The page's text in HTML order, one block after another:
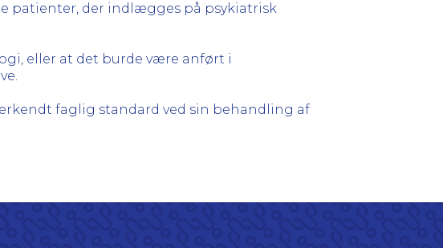
patienter, der indlægges på psykiatrisk
eller at det burde være anført i
faglig standard ved sin behandling af